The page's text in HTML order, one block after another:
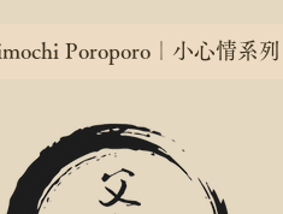
Poroporo｜小心情系